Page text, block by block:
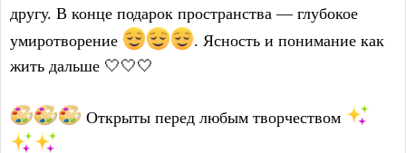
другу. В конце подарок пространства — глубокое
умиротворение
. Ясность и понимание как
жить дальше 🤍🤍🤍
Открыты перед любым творчеством